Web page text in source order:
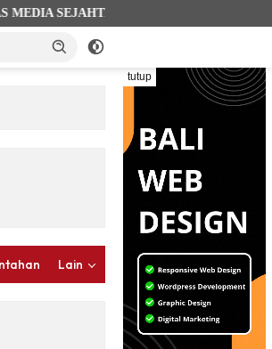
MEDIA SEJAHTERA (terasbalinews.com). AHU-
tutup
Lain